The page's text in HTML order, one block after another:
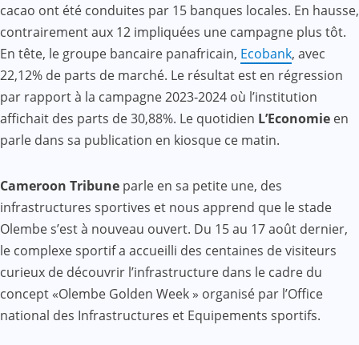
cacao ont été conduites par 15 banques locales. En hausse,
contrairement aux 12 impliquées une campagne plus tôt.
En tête, le groupe bancaire panafricain, Ecobank, avec
22,12% de parts de marché. Le résultat est en régression
par rapport à la campagne 2023‐2024 où l’institution
affichait des parts de 30,88%. Le quotidien L’Economie en
parle dans sa publication en kiosque ce matin.
Cameroon Tribune parle en sa petite une, des
infrastructures sportives et nous apprend que le stade
Olembe s’est à nouveau ouvert. Du 15 au 17 août dernier,
le complexe sportif a accueilli des centaines de visiteurs
curieux de découvrir l’infrastructure dans le cadre du
concept «Olembe Golden Week » organisé par l’Office
national des Infrastructures et Equipements sportifs.